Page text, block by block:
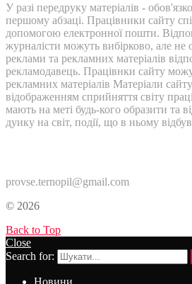
У разі передруку матеріалів -
першому абзаці. Працівники сайту
допомогою електронної пошти.
журналісти можуть вибірково, але не
реклами та рекламних матеріалів
рекламодавець. Працівнки сайту
рекламних матеріалів Матеріали
відображенням сприйняття світу
мають на меті будь-кого образити та
дуику на світ, події, що в ньому
provse.ternopil@gmail.com
© 2026
Back to Top
Close
Search for: